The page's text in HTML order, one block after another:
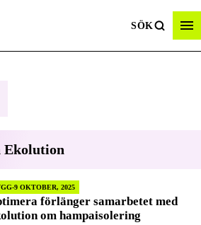
SÖK
Ekolution
9 OKTOBER, 2025
förlänger samarbetet med
om hampaisolering